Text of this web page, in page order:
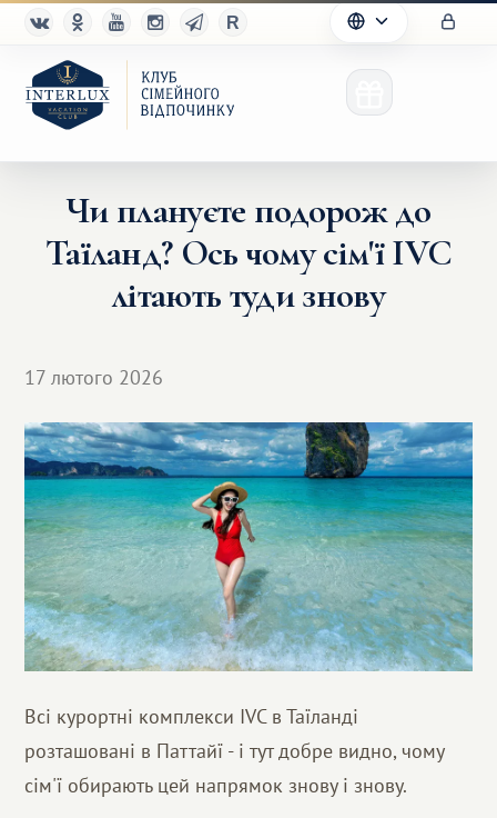
Клуб
Переваги
Благотворительность
Чи плануєте подорож до
Таїланд? Ось чому сім'ї IVC
літають туди знову
17 лютого 2026
Всі курортні комплекси IVC в Таїланді
розташовані в Паттайї - і тут добре видно, чому
сім'ї обирають цей напрямок знову і знову.